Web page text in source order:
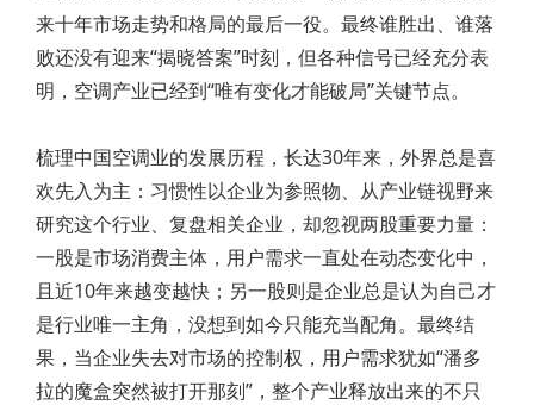
来十年市场走势和格局的最后一役。最终谁胜出、谁落
败还没有迎来“揭晓答案”时刻，但各种信号已经充分表
明，空调产业已经到“唯有变化才能破局”关键节点。
梳理中国空调业的发展历程，长达30年来，外界总是喜
欢先入为主：习惯性以企业为参照物、从产业链视野来
研究这个行业、复盘相关企业，却忽视两股重要力量：
一股是市场消费主体，用户需求一直处在动态变化中，
且近10年来越变越快；另一股则是企业总是认为自己才
是行业唯一主角，没想到如今只能充当配角。最终结
果，当企业失去对市场的控制权，用户需求犹如“潘多
拉的魔盒突然被打开那刻”，整个产业释放出来的不只